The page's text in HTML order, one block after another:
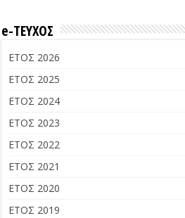
e-ΤΕΥΧΟΣ
ΕΤΟΣ 2026
ΕΤΟΣ 2025
ΕΤΟΣ 2024
ΕΤΟΣ 2023
ΕΤΟΣ 2022
ΕΤΟΣ 2021
ΕΤΟΣ 2020
ΕΤΟΣ 2019